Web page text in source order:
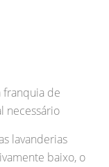
franquia de
necessário
lavanderias
baixo, o